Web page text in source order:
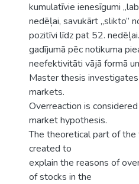
kumulatīvie ienesīgumi
nedēļai, savukārt „slikto”
pozitīvi līdz pat 52.
gadījumā pēc notikuma
neefektivitāti vājā formā
Master thesis
markets.
Overreaction is
market hypothesis.
The theoretical part of
created to
explain the reasons of
of stocks in the